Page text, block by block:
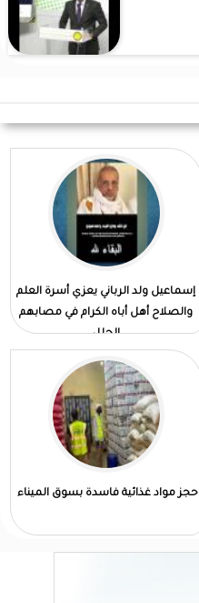
إسماعيل ولد الرباني يعزي أسرة العلم
والصلاح أهل أباه الكرام في مصابهم
الجلل
حجز مواد غذائية فاسدة بسوق الميناء